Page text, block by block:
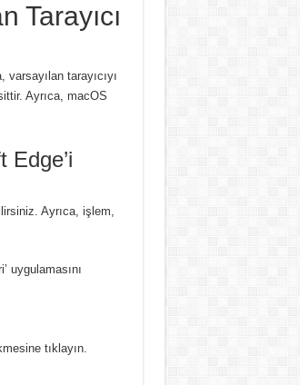
Tarayıcı
tarayıcıyı
Ayrıca, macOS
Edge’i
Ayrıca, işlem,
uygulamasını
tıklayın.